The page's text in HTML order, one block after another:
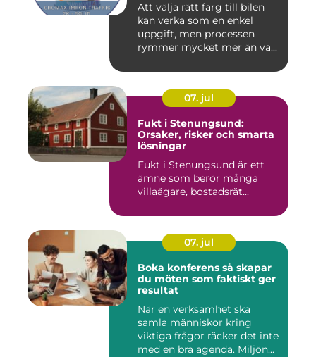
Att välja rätt färg till bilen
kan verka som en enkel
uppgift, men processen
rymmer mycket mer än va...
07. jul
Fukt i Stenungsund:
Orsaker, risker och smarta
lösningar
Fukt i Stenungsund är ett
ämne som berör många
villaägare, bostadsrät...
07. jul
Boka konferens så skapar
du möten som faktiskt ger
resultat
När en verksamhet ska
samla människor kring
viktiga frågor räcker det inte
med en bra agenda. Miljön...